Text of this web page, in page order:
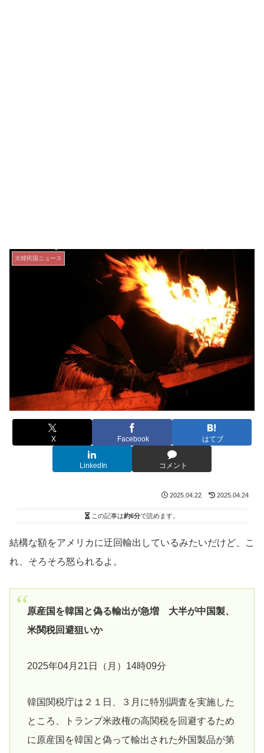
大韓民国ニュース
X Facebook はてブ
LinkedIn コメント
2025.04.22 2025.04.24
この記事は約6分で読めます。
結構な額をアメリカに迂回輸出しているみたいだけど、こ
れ、そろそろ怒られるよ。
原産国を韓国と偽る輸出が急増 大半が中国製、
米関税回避狙いか
2025年04月21日（月）14時09分
韓国関税庁は２１日、３月に特別調査を実施した
ところ、トランプ米政権の高関税を回避するため
に原産国を韓国と偽って輸出された外国製品が第